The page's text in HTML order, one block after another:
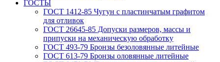
ГОСТЫ
ГОСТ 1412-85 Чугун с пластинчатым графитом
для отливок
ГОСТ 26645-85 Допуски размеров, массы и
припуски на механическую обработку
ГОСТ 493-79 Бронзы безоловянные литейные
ГОСТ 613-79 Бронзы оловянные литейные